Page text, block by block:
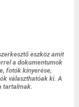
eszköz amit
a dokumentumok
fotók kinyerése,
választhatóak ki. A
tartalmak.